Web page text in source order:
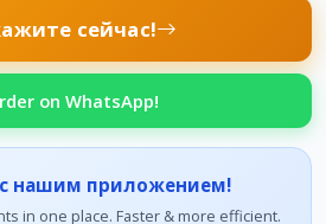
сейчас!
on WhatsApp!
с нашим приложением!
in one place. Faster & more efficient.